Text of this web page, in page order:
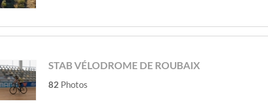
STAB VÉLODROME DE ROUBAIX
82 Photos